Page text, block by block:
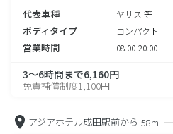
代表車種 ヤリス 等
ボディタイプ コンパクト
営業時間 08:00-20:00
3～6時間まで6,160円
免責補償制度1,100円
アジアホテル成田駅前から 58m